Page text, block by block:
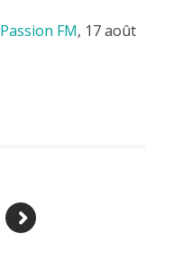
Passion FM, 17 août